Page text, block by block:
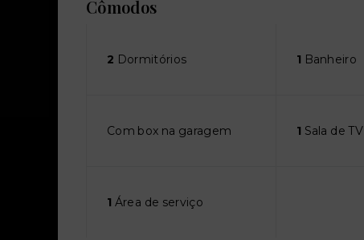
Cômodos
2 Dormitórios 1 Banheiro
Com box na garagem 1 Sala de TV
1 Área de serviço